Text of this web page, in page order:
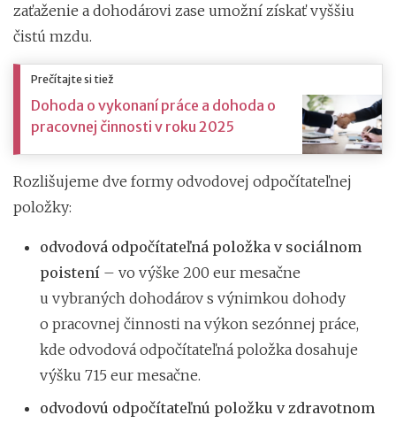
zaťaženie a dohodárovi zase umožní získať vyššiu
čistú mzdu.
Prečítajte si tiež
Dohoda o vykonaní práce a dohoda o
pracovnej činnosti v roku 2025
Rozlišujeme dve formy odvodovej odpočítateľnej
položky:
odvodová odpočítateľná položka v sociálnom
poistení – vo výške 200 eur mesačne
u vybraných dohodárov s výnimkou dohody
o pracovnej činnosti na výkon sezónnej práce,
kde odvodová odpočítateľná položka dosahuje
výšku 715 eur mesačne.
odvodovú odpočítateľnú položku v zdravotnom